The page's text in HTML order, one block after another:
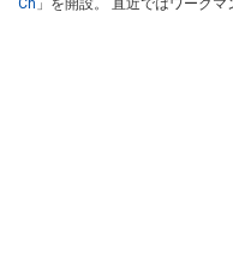
Ch 」を開設。 直近ではワークマンライダーを名乗り ワークマン製品